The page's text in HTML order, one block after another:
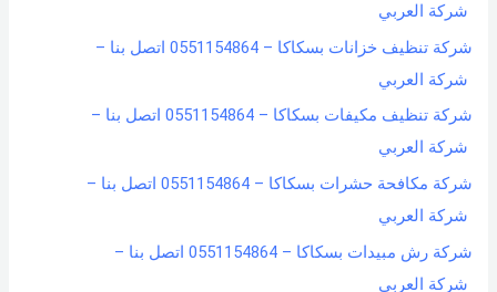
شركة العربي
شركة تنظيف خزانات بسكاكا – 0551154864 اتصل بنا –
شركة العربي
شركة تنظيف مكيفات بسكاكا – 0551154864 اتصل بنا –
شركة العربي
شركة مكافحة حشرات بسكاكا – 0551154864 اتصل بنا –
شركة العربي
شركة رش مبيدات بسكاكا – 0551154864 اتصل بنا –
شركة العربي